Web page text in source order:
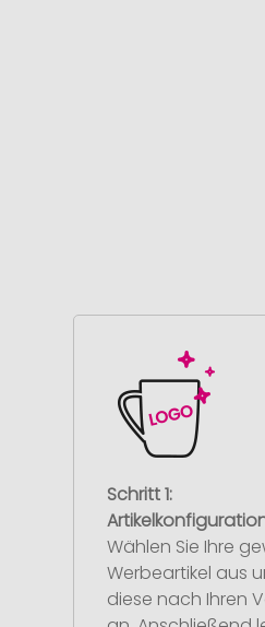
Schritt 1:
Wählen Sie Ihre
Werbeartikel aus
diese nach Ihren